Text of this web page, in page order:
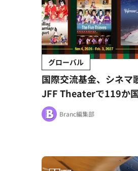
グローバル
国際交流基金、シネマ
JFF Theaterで119か
Branc編集部